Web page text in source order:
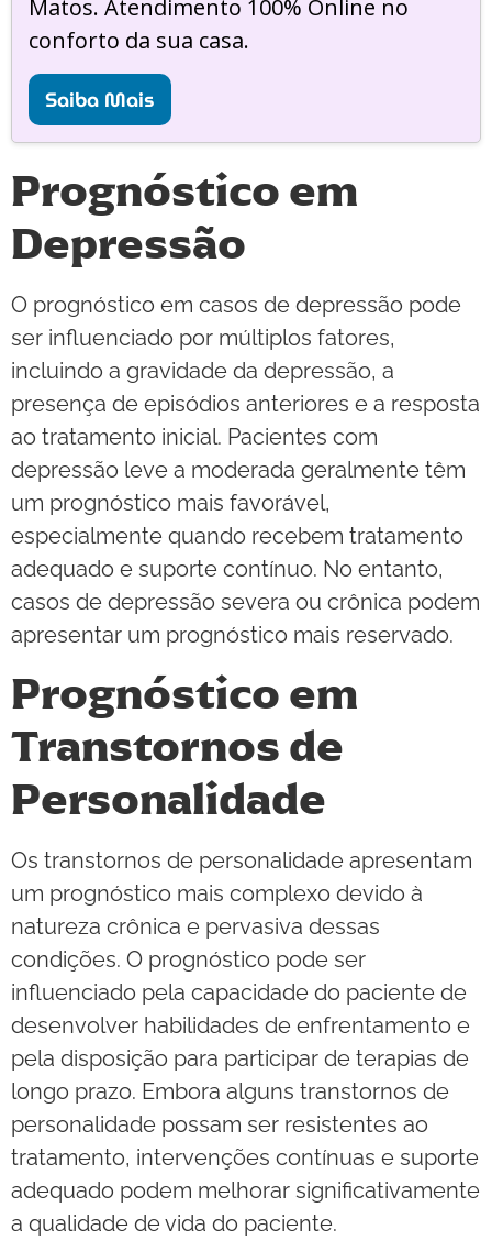
Matos. Atendimento 100% Online no
conforto da sua casa.
Saiba Mais
Prognóstico em
Depressão
O prognóstico em casos de depressão pode
ser influenciado por múltiplos fatores,
incluindo a gravidade da depressão, a
presença de episódios anteriores e a resposta
ao tratamento inicial. Pacientes com
depressão leve a moderada geralmente têm
um prognóstico mais favorável,
especialmente quando recebem tratamento
adequado e suporte contínuo. No entanto,
casos de depressão severa ou crônica podem
apresentar um prognóstico mais reservado.
Prognóstico em
Transtornos de
Personalidade
Os transtornos de personalidade apresentam
um prognóstico mais complexo devido à
natureza crônica e pervasiva dessas
condições. O prognóstico pode ser
influenciado pela capacidade do paciente de
desenvolver habilidades de enfrentamento e
pela disposição para participar de terapias de
longo prazo. Embora alguns transtornos de
personalidade possam ser resistentes ao
tratamento, intervenções contínuas e suporte
adequado podem melhorar significativamente
a qualidade de vida do paciente.